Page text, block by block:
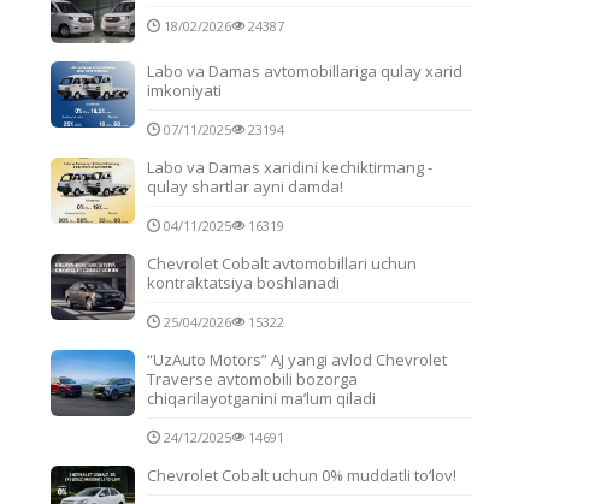
18/02/2026 24387
Labo va Damas avtomobillariga qulay xarid
imkoniyati
07/11/2025 23194
Labo va Damas xaridini kechiktirmang -
qulay shartlar ayni damda!
04/11/2025 16319
Chevrolet Cobalt avtomobillari uchun
kontraktatsiya boshlanadi
25/04/2026 15322
“UzAuto Motors” AJ yangi avlod Chevrolet
Traverse avtomobili bozorga
chiqarilayotganini ma’lum qiladi
24/12/2025 14691
Chevrolet Cobalt uchun 0% muddatli to‘lov!